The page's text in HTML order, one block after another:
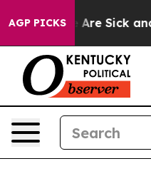
AGP PICKSAre Sick and